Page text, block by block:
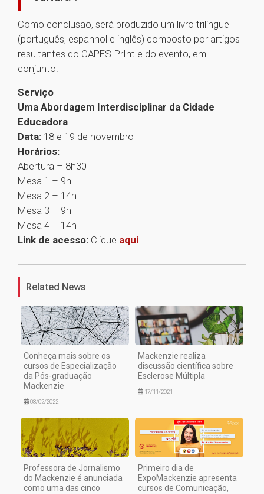
Como conclusão, será produzido um livro trilíngue
(português, espanhol e inglês) composto por artigos
resultantes do CAPES-PrInt e do evento, em
conjunto.
Serviço
Uma Abordagem Interdisciplinar da Cidade
Educadora
Data: 18 e 19 de novembro
Horários:
Abertura – 8h30
Mesa 1 – 9h
Mesa 2 – 14h
Mesa 3 – 9h
Mesa 4 – 14h
Link de acesso: Clique aqui
1
Related News
Conheça mais sobre os
cursos de Especialização
da Pós-graduação
Mackenzie
08/02/2022
Mackenzie realiza
discussão científica sobre
Esclerose Múltipla
17/11/2021
Professora de Jornalismo
do Mackenzie é anunciada
como uma das cinco
Primeiro dia de
ExpoMackenzie apresenta
cursos de Comunicação,